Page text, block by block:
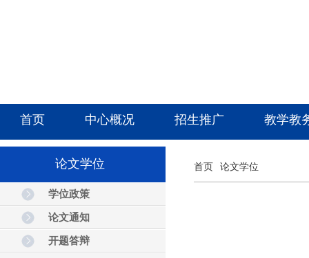
首页 中心概况 招生推广 教学教
论文学位
学位政策
论文通知
开题答辩
首页 论文学位